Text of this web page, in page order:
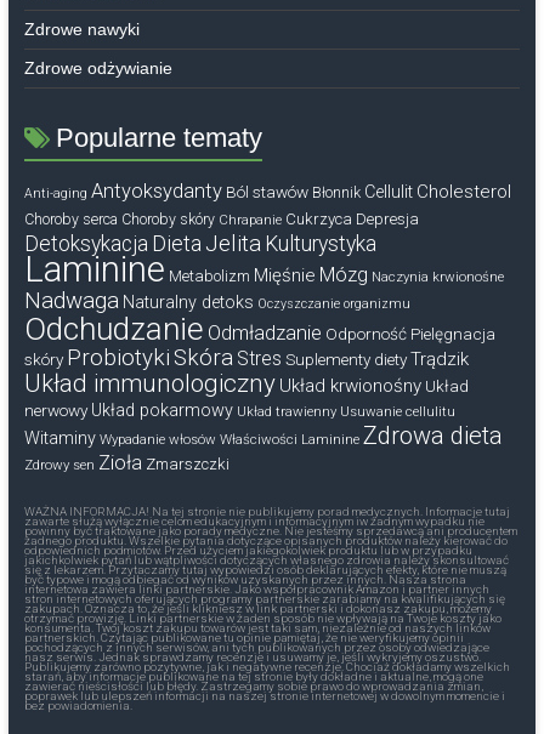
Zdrowe nawyki
Zdrowe odżywianie
Popularne tematy
Anti-aging Antyoksydanty Ból stawów Błonnik Cellulit Cholesterol
Choroby serca Choroby skóry Chrapanie Cukrzyca Depresja
Detoksykacja Dieta Jelita Kulturystyka
Laminine Metabolizm Mięśnie Mózg Naczynia krwionośne
Nadwaga Naturalny detoks Oczyszczanie organizmu
Odchudzanie Odmładzanie Odporność Pielęgnacja
skóry Probiotyki Skóra Stres Suplementy diety Trądzik
Układ immunologiczny Układ krwionośny Układ
nerwowy Układ pokarmowy Układ trawienny Usuwanie cellulitu
Witaminy Wypadanie włosów Właściwości Laminine Zdrowa dieta
Zdrowy sen Zioła Zmarszczki
WAŻNA INFORMACJA! Na tej stronie nie publikujemy porad medycznych. Informacje tutaj
zawarte służą wyłącznie celom edukacyjnym i informacyjnym iw żadnym wypadku nie
powinny być traktowane jako porady medyczne. Nie jesteśmy sprzedawcą ani producentem
żadnego produktu. Wszelkie pytania dotyczące opisanych produktów należy kierować do
odpowiednich podmiotów. Przed użyciem jakiegokolwiek produktu lub w przypadku
jakichkolwiek pytań lub wątpliwości dotyczących własnego zdrowia należy skonsultować
się z lekarzem. Przytaczamy tutaj wypowiedzi osób deklarujących efekty, które nie muszą
być typowe i mogą odbiegać od wyników uzyskanych przez innych. Nasza strona
internetowa zawiera linki partnerskie. Jako współpracownik Amazon i partner innych
stron internetowych oferujących programy partnerskie zarabiamy na kwalifikujących się
zakupach. Oznacza to, że jeśli klikniesz w link partnerski i dokonasz zakupu, możemy
otrzymać prowizję. Linki partnerskie w żaden sposób nie wpływają na Twoje koszty jako
konsumenta. Twój koszt zakupu towarów jest taki sam, niezależnie od naszych linków
partnerskich. Czytając publikowane tu opinie pamiętaj, że nie weryfikujemy opinii
pochodzących z innych serwisów, ani tych publikowanych przez osoby odwiedzające
nasz serwis. Jednak sprawdzamy recenzje i usuwamy je, jeśli wykryjemy oszustwo.
Publikujemy zarówno pozytywne, jak i negatywne recenzje. Chociaż dokładamy wszelkich
starań, aby informacje publikowane na tej stronie były dokładne i aktualne, mogą one
zawierać nieścisłości lub błędy. Zastrzegamy sobie prawo do wprowadzania zmian,
poprawek lub ulepszeń informacji na naszej stronie internetowej w dowolnym momencie i
bez powiadomienia.